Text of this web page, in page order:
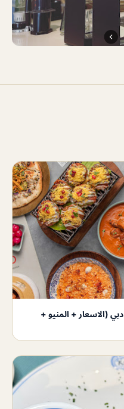
مطعم Bombay Borough Dubai دبي (الاسعار + المنيو +